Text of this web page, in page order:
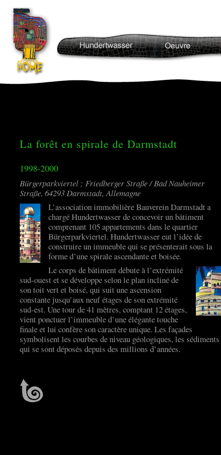
La forêt en spirale de Darmstadt
1998-2000
Bürgerparkviertel ; Friedberger Straße / Bad Nauheimer
Straße, 64293 Darmstadt, Allemagne
L’association immobilière Bauverein Darmstadt a
chargé Hundertwasser de concevoir un bâtiment
comprenant 105 appartements dans le quartier
Bürgerparkviertel. Hundertwasser eut l’idée de
construire un immeuble qui se présenterait sous la
forme d’une spirale ascendante et boisée.
Le corps de bâtiment débute à l’extrémité
sud-ouest et se développe selon le plan incliné de
son toit vert et boisé, qui suit une ascension
constante jusqu’aux neuf étages de son extrémité
sud-est. Une tour de 41 mètres, comptant 12 étages,
vient ponctuer l’immeuble d’une élégante touche
finale et lui confère son caractère unique. Les façades
symbolisent les courbes de niveau géologiques, les sédiments
qui se sont déposés depuis des millions d’années.